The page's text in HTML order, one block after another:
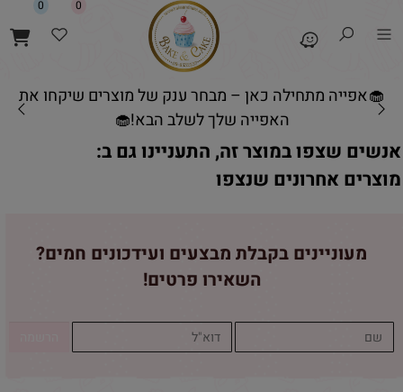
🧁אפייה מתחילה כאן – מבחר ענק של מוצרים שיקחו את
האפייה שלך לשלב הבא!🧁
0 0
אנשים שצפו במוצר זה, התעניינו גם ב:
מוצרים אחרונים שנצפו
מעוניינים בקבלת מבצעים ועידכונים חמים?
השאירו פרטים!